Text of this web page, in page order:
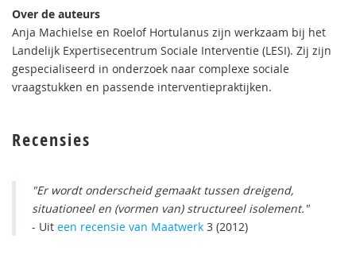
Over de auteurs
Anja Machielse en Roelof Hortulanus zijn werkzaam bij het
Landelijk Expertisecentrum Sociale Interventie (LESI). Zij zijn
gespecialiseerd in onderzoek naar complexe sociale
vraagstukken en passende interventiepraktijken.
Recensies
"Er wordt onderscheid gemaakt tussen dreigend,
situationeel en (vormen van) structureel isolement."
- Uit een recensie van Maatwerk 3 (2012)